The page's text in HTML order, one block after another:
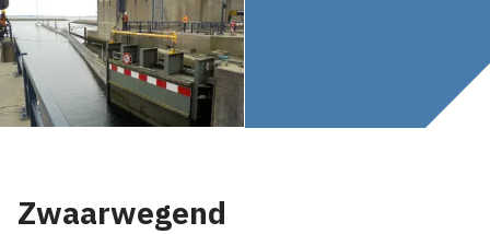
Zwaarwegend